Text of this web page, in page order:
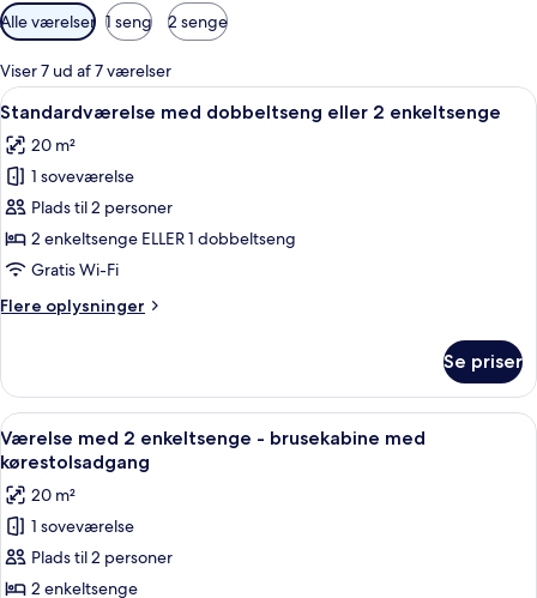
Tilgængelige
filtre
for
værelser
Alle værelser 1 seng 2 senge
Viser 7 ud af 7 værelser
Indlæs
alle
billeder
af
Standardværelse
med
dobbeltseng
2
Et hotelværelse med to senge, et
4
Standardværelse med dobbeltseng eller 2 enkeltsenge
20 m²
1 soveværelse
Plads til 2 personer
2 enkeltsenge ELLER 1 dobbeltseng
Gratis Wi-Fi
Flere oplysninger
Flere
med
dobbeltseng
eller
2
Se priser
Indlæs
alle
billeder
af
Værelse
med
2
Et hotelværelse med en stor seng,
4
Værelse med 2 enkeltsenge - brusekabine med
kørestolsadgang
20 m²
1 soveværelse
Plads til 2 personer
2 enkeltsenge